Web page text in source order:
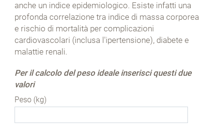
anche un indice epidemiologico. Esiste infatti una
profonda correlazione tra indice di massa corporea
e rischio di mortalità per complicazioni
cardiovascolari (inclusa l'ipertensione), diabete e
malattie renali.
Per il calcolo del peso ideale inserisci questi due
valori
Peso (kg)